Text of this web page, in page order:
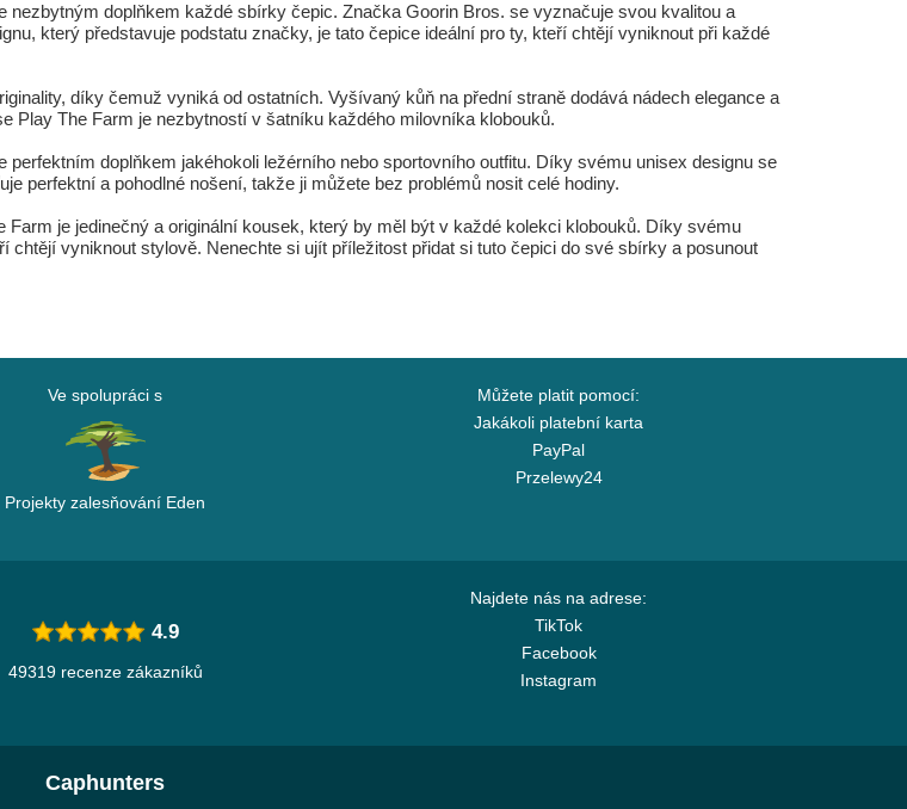
doplňkem každé sbírky čepic. Značka Goorin Bros. se vyznačuje svou kvalitou a
který představuje podstatu značky, je tato čepice ideální pro ty, kteří chtějí vyniknout při každé
díky čemuž vyniká od ostatních. Vyšívaný kůň na přední straně dodává nádech elegance a
Play The Farm je nezbytností v šatníku každého milovníka klobouků.
doplňkem jakéhokoli ležérního nebo sportovního outfitu. Díky svému unisex designu se
perfektní a pohodlné nošení, takže ji můžete bez problémů nosit celé hodiny.
je jedinečný a originální kousek, který by měl být v každé kolekci klobouků. Díky svému
chtějí vyniknout stylově. Nenechte si ujít příležitost přidat si tuto čepici do své sbírky a posunout
Ve spolupráci s
Projekty zalesňování Eden
Můžete platit pomocí:
Jakákoli platební karta
PayPal
Przelewy24
Najdete nás na adrese:
TikTok
Facebook
Instagram
4.9
49319 recenze zákazníků
Caphunters